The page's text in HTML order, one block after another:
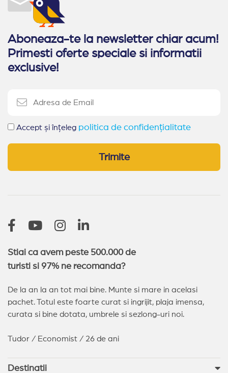
Hoteluri family club Bulgaria
Oferte Rusalii Bulgaria
Ultra All Inclusive Bulgaria Paste Bulgaria
Alte statiuni in Bulgaria
Sozopol Duni Pomorie Obzor
Balchik Kranevo Balchik (14)
Aboneaza-te la newsletter chiar acum!
Primesti oferte speciale si informatii
exclusive!
Accept și înțeleg politica de confidențialitate
Trimite
Stiai ca avem peste 500.000 de
turisti si 97% ne recomanda?
De la an la an tot mai bine. Munte si mare in acelasi
pachet. Totul este foarte curat si ingrijit, plaja imensa,
curata si bine dotata, umbrele si sezlong-uri noi.
Tudor / Economist / 26 de ani
Destinatii